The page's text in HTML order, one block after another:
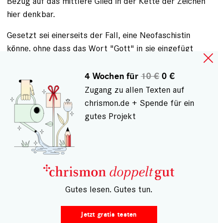
hier denkbar.
Gesetzt sei einerseits der Fall, eine Neofaschistin
könne, ohne dass das Wort "Gott" in sie eingefügt
wird, gar nicht sinnvoll als Christenmensch ein starkes
Zeichen setzen. In diesem Fall vollendet die Vokabel
"Gott" die Neofaschistin. Oder gesetzt sei der
umgekehrte Fall, eine Neofaschistin könnte, wenn
einmal die Vokabel "Gott" in sie gefallen ist, auf keine
Weise mehr sinnvoll als Christenmensch ein starkes
Zeichen setzen. In diesem Fall zerstört die Vokabel
"Gott" die Neofaschistin. Im Prinzip kann "Gott"
sowohl Ursache des Gelingens wie Ursache des
Misslingens einer Neofaschistin sein, die als sich
selbstvergottender Christenmensch ein starkes
4 Wochen für10 €0 €
Zugang zu allen Texten auf
chrismon.de + Spende für ein
gutes Projekt
– Gutes lesen. Gutes tun.
Jetzt gratis testen